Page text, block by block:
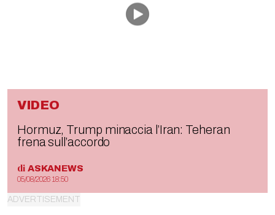
VIDEO
Hormuz, Trump minaccia l’Iran: Teheran
frena sull’accordo
di ASKANEWS
05/08/2026 18:50